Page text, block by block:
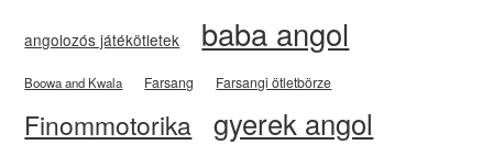
angolozós játékötletek baba angol
Boowa and Kwala Farsang Farsangi ötletbörze
Finommotorika gyerek angol